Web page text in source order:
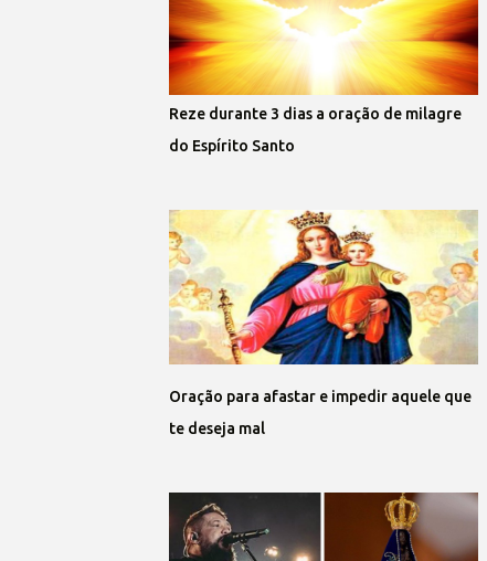
Reze durante 3 dias a oração de milagre
do Espírito Santo
Oração para afastar e impedir aquele que
te deseja mal